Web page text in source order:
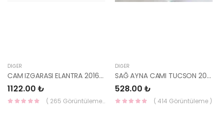
DIĞER
CAM IZGARASI ELANTRA 2016- 86150-F2000-YS
1122.00 ₺
( 265 Görüntüleme )
DIĞER
SAĞ AYNA CAMI TUCSON 2016- 87621-D7010-YS
528.00 ₺
( 414 Görüntüleme )